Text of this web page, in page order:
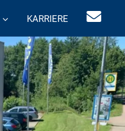
KARRIERE